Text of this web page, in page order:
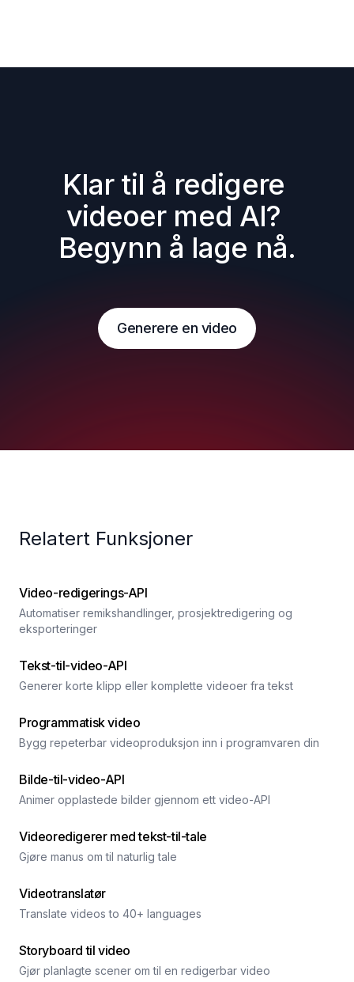
Klar til å redigere
videoer med AI?
Begynn å lage nå.
Generere en video
Relatert Funksjoner
Video-redigerings-API
Automatiser remikshandlinger, prosjektredigering og
eksporteringer
Tekst-til-video-API
Generer korte klipp eller komplette videoer fra tekst
Programmatisk video
Bygg repeterbar videoproduksjon inn i programvaren din
Bilde-til-video-API
Animer opplastede bilder gjennom ett video-API
Videoredigerer med tekst-til-tale
Gjøre manus om til naturlig tale
Videotranslatør
Translate videos to 40+ languages
Storyboard til video
Gjør planlagte scener om til en redigerbar video